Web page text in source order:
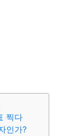
찍다
인가?